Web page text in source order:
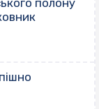
полону